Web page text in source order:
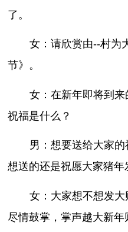
了。
女：请欣赏由--村为
节》。
女：在新年即将到
祝福是什么？
男：想要送给大家
想送的还是祝愿大家猪年
女：大家想不想发
尽情鼓掌，掌声越大新